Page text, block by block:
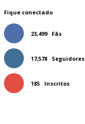
Fique conectado
23,499 Fãs
17,578 Seguidores
185 Inscritos